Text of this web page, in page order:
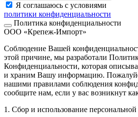
Я соглашаюсь с условиями
политики конфиденциальности
Политика конфиденциальности
ООО «Крепеж-Импорт»
Соблюдение Вашей
этой причине, мы разработали
Конфиденциальности, которая
и храним Вашу информацию.
нашими правилами соблюдения
сообщите нам, если у вас возникнут
1. Сбор и использование